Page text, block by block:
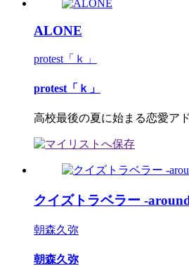
ALONE
protest「ｋ」
protest「ｋ」
高校最後の夏に始まる恋愛ア
クイズトラベラー -
朝森久弥
朝森久弥